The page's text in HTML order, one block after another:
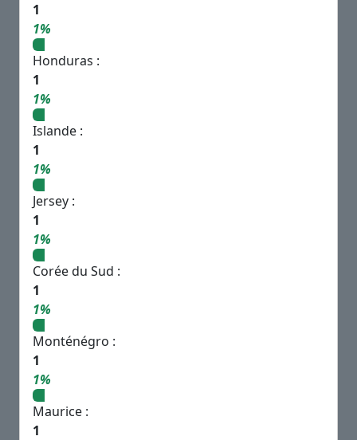
1
1%
Honduras :
1
1%
Islande :
1
1%
Jersey :
1
1%
Corée du Sud :
1
1%
Monténégro :
1
1%
Maurice :
1